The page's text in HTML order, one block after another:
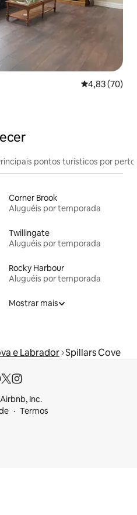
4,83 de uma
4,83 (70)
pontos turísticos por perto
Corner Brook
Aluguéis por temporada
Twillingate
Aluguéis por temporada
Rocky Harbour
Aluguéis por temporada
Mostrar mais
e Labrador Spillars Cove
Inc.
Termos